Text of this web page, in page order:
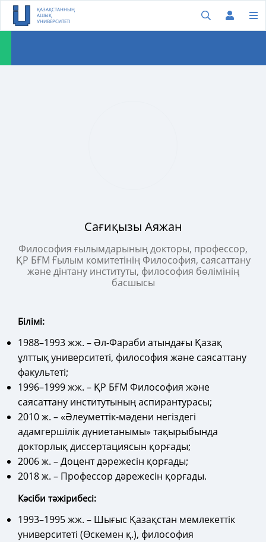
ҚАЗАҚСТАННЫҢ
АШЫҚ
УНИВЕРСИТЕТІ
Сағиқызы Аяжан
Философия ғылымдарының докторы, профессор,
ҚР БҒМ Ғылым комитетінің Философия, саясаттану
және дінтану институты, философия бөлімінің
басшысы
Білімі:
1988–1993 жж. – Әл-Фараби атындағы Қазақ
ұлттық университеті, философия және саясаттану
факультеті;
1996–1999 жж. – ҚР БҒМ Философия және
саясаттану институтының аспирантурасы;
2010 ж. – «Әлеуметтік-мәдени негіздегі
адамгершілік дүниетанымы» тақырыбында
докторлық диссертациясын қорғады;
2006 ж. – Доцент дәрежесін қорғады;
2018 ж. – Профессор дәрежесін қорғады.
Кәсіби тәжірибесі:
1993–1995 жж. – Шығыс Қазақстан мемлекеттік
университеті (Өскемен қ.), философия